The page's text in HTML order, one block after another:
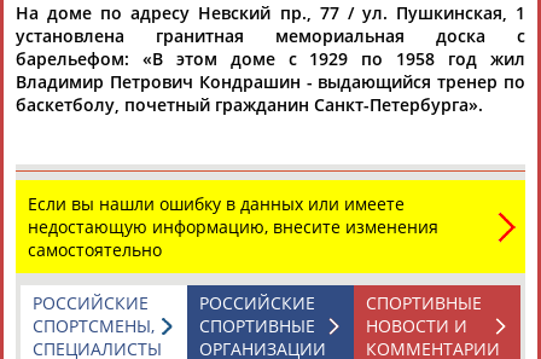
Александр... ...Александр Гомельский, Евгений Гомельский и
Владимир Кондрашин), арбитрВладимирКостин и
президент федерации...
(Проект:Информационное агентство СТАДИОН)
30.03.2021
Федотов: 90 – 80 – 75
Колесов,ВладимирФедотов. Какие звонкие имена! Сегодня
им исполнилось... ...дело швах, вариантов выкрутиться
никаких. ВедьВладимир
соперник по тренерскому цеху,-...
(Проект:Информационное агентство СТАДИОН
18.01.2018
На доме по адресу Невский пр., 77 / ул. Пушкинская, 1
установлена гранитная мемориальная доска с
барельефом: «В этом доме с 1929 по 1958 год жил
Владимир Петрович Кондрашин - выдающийся тренер по
баскетболу, почетный гражданин Санкт-Петербурга».
Если вы нашли ошибку в данных или имеете
недостающую информацию, внесите изменения
самостоятельно
СПОРТИВНЫЕ
НОВОСТИ И
КОММЕНТАРИИ
РОССИЙСКИЕ
СПОРТИВНЫЕ
ОРГАНИЗАЦИИ
РОССИЙСКИЕ
СПОРТСМЕНЫ,
СПЕЦИАЛИСТЫ